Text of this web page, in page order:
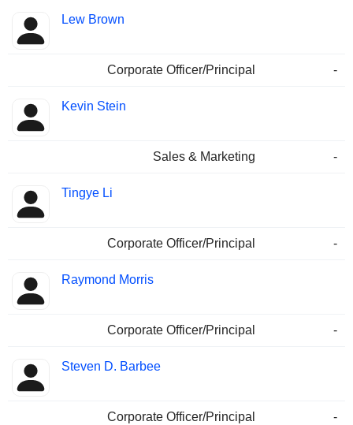
Lew Brown
Corporate Officer/Principal -
Kevin Stein
Sales & Marketing -
Tingye Li
Corporate Officer/Principal -
Raymond Morris
Corporate Officer/Principal -
Steven D. Barbee
Corporate Officer/Principal -